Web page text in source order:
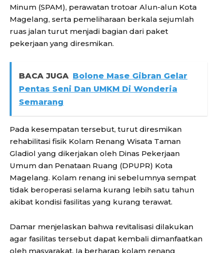
Minum (SPAM), perawatan trotoar Alun-alun Kota
Magelang, serta pemeliharaan berkala sejumlah
ruas jalan turut menjadi bagian dari paket
pekerjaan yang diresmikan.
BACA JUGA Bolone Mase Gibran Gelar
Pentas Seni Dan UMKM Di Wonderia
Semarang
Pada kesempatan tersebut, turut diresmikan
rehabilitasi fisik Kolam Renang Wisata Taman
Gladiol yang dikerjakan oleh Dinas Pekerjaan
Umum dan Penataan Ruang (DPUPR) Kota
Magelang. Kolam renang ini sebelumnya sempat
tidak beroperasi selama kurang lebih satu tahun
akibat kondisi fasilitas yang kurang terawat.
Damar menjelaskan bahwa revitalisasi dilakukan
agar fasilitas tersebut dapat kembali dimanfaatkan
oleh masyarakat. Ia berharap kolam renang